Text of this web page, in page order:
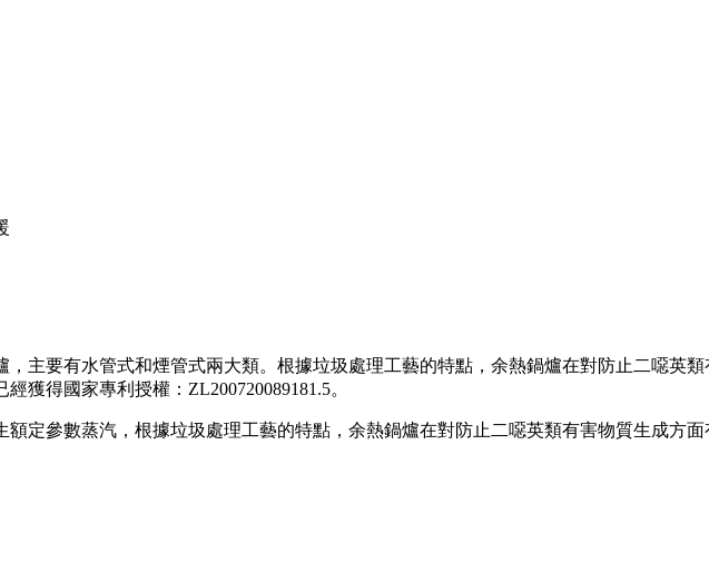
主要有水管式和煙管式兩大類。根據垃圾處理工藝的特點，余熱鍋爐在對防止二噁英
經獲得國家專利授權：ZL200720089181.5。
定參數蒸汽，根據垃圾處理工藝的特點，余熱鍋爐在對防止二噁英類有害物質生成方